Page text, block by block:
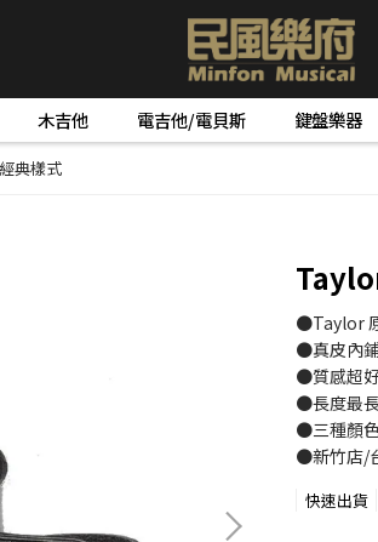
木吉他 電吉他/電貝斯 鍵盤樂器
典樣式
●Taylor
●真皮內
●質感超
●長度最
●三種顏
●新竹店/
快速出貨